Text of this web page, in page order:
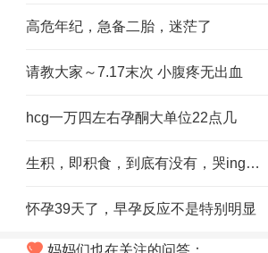
高危年纪，急备二胎，迷茫了
请教大家～7.17末次 小腹疼无出血
hcg一万四左右孕酮大单位22点几
生积，即积食，到底有没有，哭ing…
怀孕39天了，早孕反应不是特别明显
妈妈们也在关注的问答：